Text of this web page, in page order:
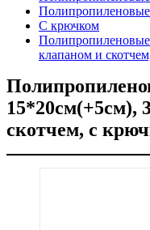
Полипропиленовые
С крючком
клапаном и
15*20см(+5см),
скотчем, с